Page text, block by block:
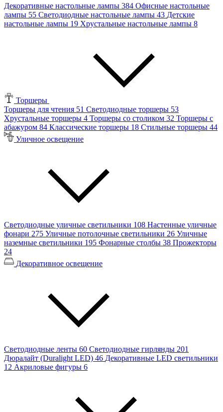
Декоративные настольные лампы 384 Офисные настольные
лампы 55 Светодиодные настольные лампы 43 Детские
настольные лампы 19 Хрустальные настольные лампы 8
Торшеры
Торшеры для чтения 51 Светодиодные торшеры 53
Хрустальные торшеры 4 Торшеры со столиком 32 Торшеры с
абажуром 84 Классические торшеры 18 Стильные торшеры 44
Уличное освещение
Светодиодные уличные светильники 108 Настенные уличные
фонари 275 Уличные потолочные светильники 26 Уличные
наземные светильники 195 Фонарные столбы 38 Прожекторы
24
Декоративное освещение
Светодиодные ленты 60 Светодиодные гирлянды 201
Дюралайт (Duralight LED) 46 Декоративные LED светильники
12 Акриловые фигуры 6